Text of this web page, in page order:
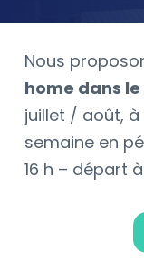
Nous
home dans
juillet / août,
semaine en
16 h – départ à